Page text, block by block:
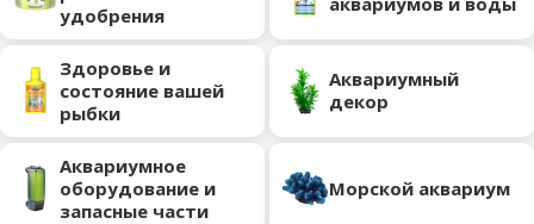
удобрения
Здоровье и
состояние вашей
рыбки
Аквариумный
декор
Аквариумное
оборудование и
запасные части
Морской аквариум